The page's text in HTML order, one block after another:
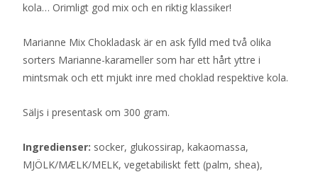
kola… Orimligt god mix och en riktig klassiker!
Marianne Mix Chokladask är en ask fylld med två olika
sorters Marianne-karameller som har ett hårt yttre i
mintsmak och ett mjukt inre med choklad respektive kola.
Säljs i presentask om 300 gram.
Ingredienser: socker, glukossirap, kakaomassa,
MJÖLK/MÆLK/MELK, vegetabiliskt fett (palm, shea),